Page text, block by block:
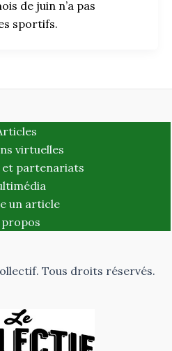
de juin n’a pas
sportifs.
virtuelles
et partenariats
un article
propos
Tous droits réservés.